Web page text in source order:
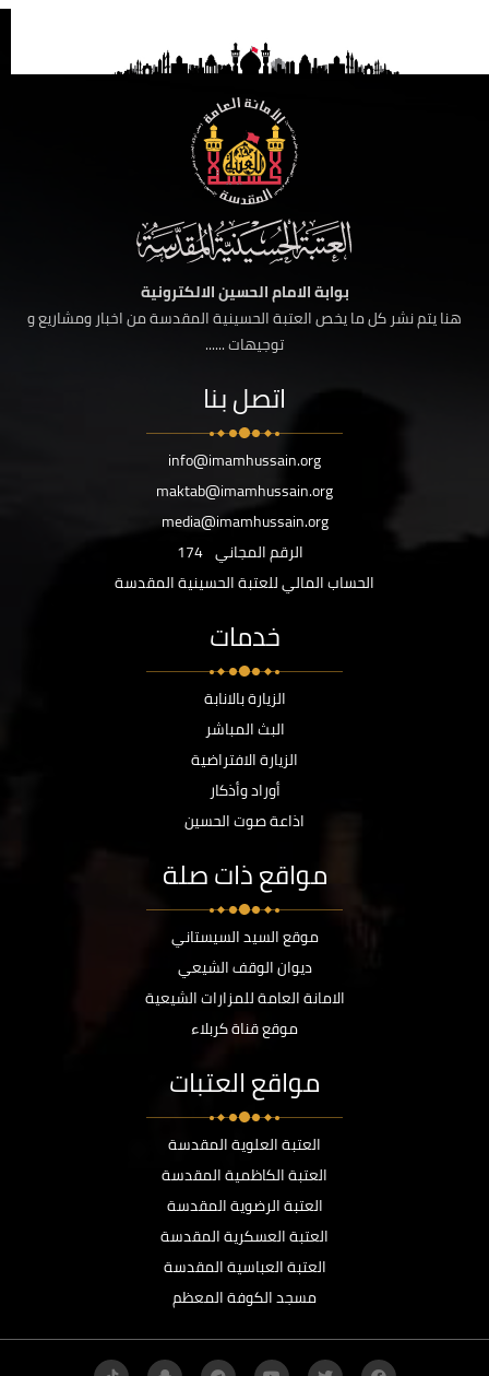
بوابة الامام الحسين الالكترونية
هنا يتم نشر كل ما يخص العتبة الحسينية المقدسة من اخبار ومشاريع و
توجيهات ......
اتصل بنا
info@imamhussain.org
maktab@imamhussain.org
media@imamhussain.org
الرقم المجاني 174
الحساب المالي للعتبة الحسينية المقدسة
خدمات
الزيارة بالانابة
البث المباشر
الزيارة الافتراضية
أوراد وأذكار
اذاعة صوت الحسين
مواقع ذات صلة
موقع السيد السيستاني
ديوان الوقف الشيعي
الامانة العامة للمزارات الشيعية
موقع قناة كربلاء
مواقع العتبات
العتبة العلوية المقدسة
العتبة الكاظمية المقدسة
العتبة الرضوية المقدسة
العتبة العسكرية المقدسة
العتبة العباسية المقدسة
مسجد الكوفة المعظم